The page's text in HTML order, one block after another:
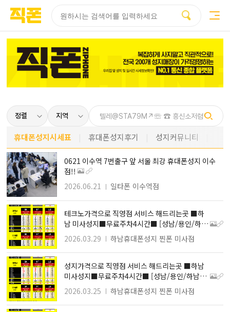
휴대폰성지시세표 휴대폰성지후기 성지커뮤니티
0621 이수역 7번출구 앞 서울 최강 휴대폰성지 이수
점!!
2026.06.21
일타폰 이수역점
테크노가격으로 직영점 서비스 해드리는곳 ■하
남 미사성지■무료주차4시간■ [성남/용인/하남
지역 최저가 성지]
2026.03.29 하남휴대폰성지 찐폰 미사점
성지가격으로 직영점 서비스 해드리는곳 ■하남
미사성지■무료주차4시간■ [성남/용인/하남지
역 최저가 성지]
2026.03.25 하남휴대폰성지 찐폰 미사점
페이지
페이지
페이지
페이지